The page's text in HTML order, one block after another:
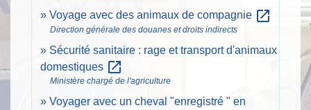
Voyage avec des animaux de compagnie open_in_new
Direction générale des douanes et droits indirects
Sécurité sanitaire : rage et transport d'animaux
domestiques open_in_new
Ministère chargé de l'agriculture
Voyager avec un cheval "enregistré " en